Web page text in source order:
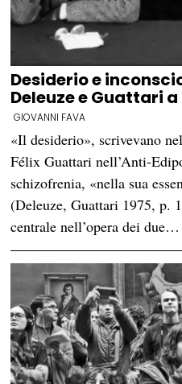
Desiderio e
Deleuze e Guattari a
GIOVANNI FAVA
«Il desiderio», scrivevano
Félix Guattari nell’Anti-
schizofrenia, «nella sua
(Deleuze, Guattari 1975, p.
centrale nell’opera dei due…